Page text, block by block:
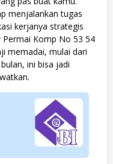
menjalankan tugas
kerjanya strategis
Permai Komp No 53 54
memadai, mulai dari
ini bisa jadi